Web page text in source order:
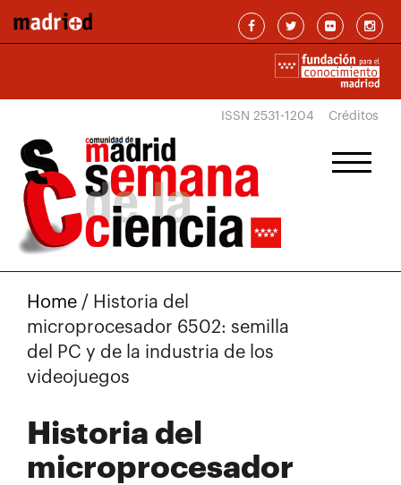
ISSN 2531-1204 Créditos
Home / Historia del
microprocesador 6502: semilla
del PC y de la industria de los
videojuegos
Historia del
microprocesador